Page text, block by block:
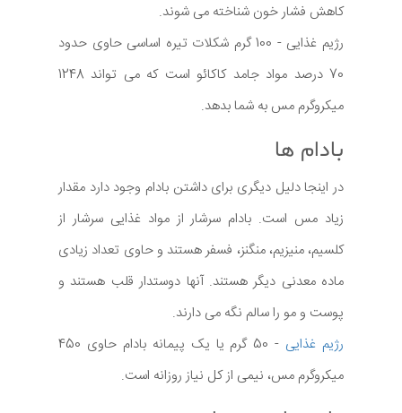
کاهش فشار خون شناخته می شوند.
رژیم غذایی - 100 گرم شکلات تیره اساسی حاوی حدود
70 درصد مواد جامد کاکائو است که می تواند 1248
میکروگرم مس به شما بدهد.
بادام ها
در اینجا دلیل دیگری برای داشتن بادام وجود دارد مقدار
زیاد مس است. بادام سرشار از مواد غذایی سرشار از
کلسیم، منیزیم، منگنز، فسفر هستند و حاوی تعداد زیادی
ماده معدنی دیگر هستند. آنها دوستدار قلب هستند و
پوست و مو را سالم نگه می دارند.
رژیم غذایی
- 50 گرم یا یک پیمانه بادام حاوی 450
میکروگرم مس، نیمی از کل نیاز روزانه است.